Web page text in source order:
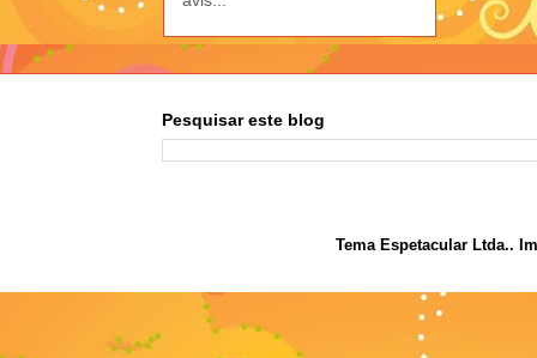
Pesquisar este blog
Tema Espetacular Ltda..